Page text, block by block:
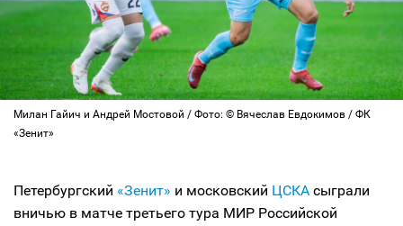
Милан Гайич и Андрей Мостовой / Фото: © Вячеслав Евдокимов / ФК
«Зенит»
Петербургский «Зенит» и московский ЦСКА сыграли
вничью в матче третьего тура МИР Российской